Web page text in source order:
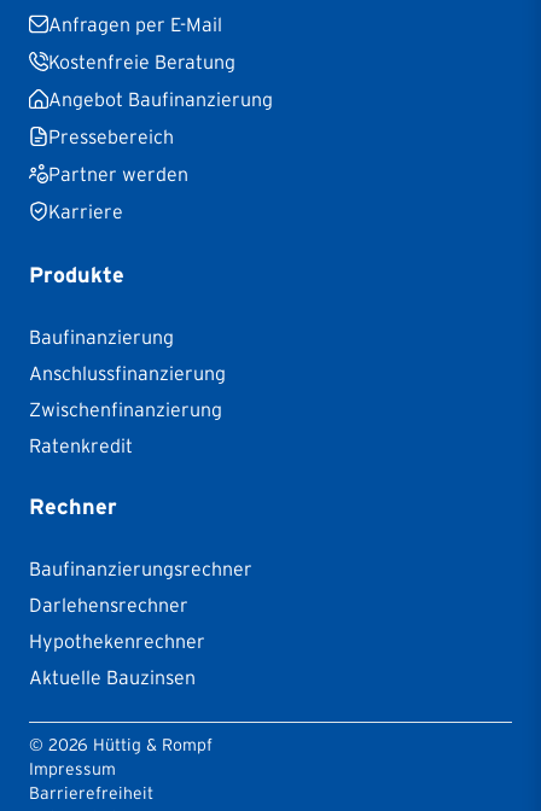
Anfragen per E-Mail
Kostenfreie Beratung
Angebot Baufinanzierung
Pressebereich
Partner werden
Karriere
Produkte
Baufinanzierung
Anschlussfinanzierung
Zwischenfinanzierung
Ratenkredit
Rechner
Baufinanzierungsrechner
Darlehensrechner
Hypothekenrechner
Aktuelle Bauzinsen
© 2026 Hüttig & Rompf
Impressum
Barrierefreiheit